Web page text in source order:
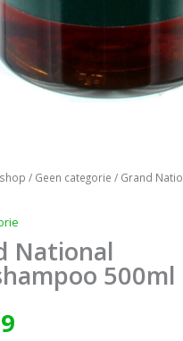
/ Geen categorie / Grand
National
500ml